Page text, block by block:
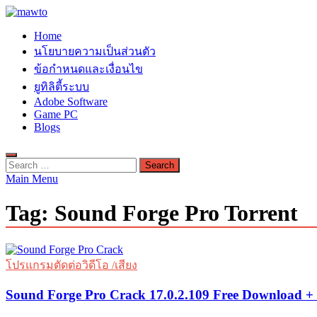
Skip
content
MAWTO
ดาวน์โหลดโปรแกรมฟรี ตัวเต็มถาวร ใหม่ 2023 ไม่ครอบลิงค์
Home
นโยบายความเป็นส่วนตัว
ข้อกำหนดและเงื่อนไข
ยูทิลิตี้ระบบ
Adobe Software
Game PC
Blogs
Search
for:
Main Menu
Tag: Sound Forge Pro Torrent
โปรแกรมตัดต่อวิดีโอ /เสียง
Sound Forge Pro Crack 17.0.2.109 Free Download +